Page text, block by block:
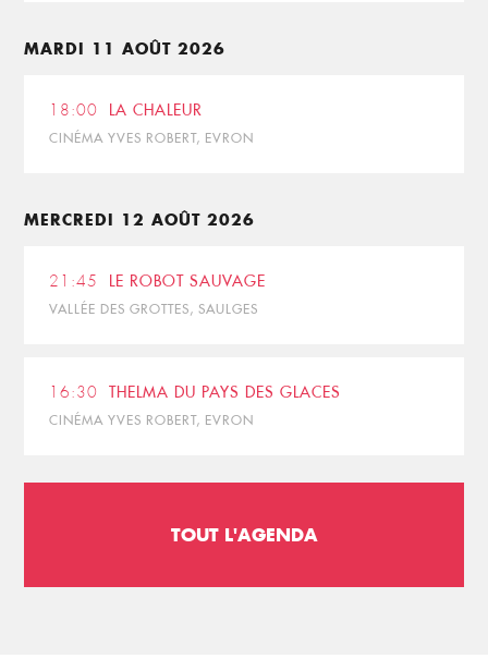
MARDI 11 AOÛT 2026
18:00 LA CHALEUR
CINÉMA YVES ROBERT, EVRON
MERCREDI 12 AOÛT 2026
21:45 LE ROBOT SAUVAGE
VALLÉE DES GROTTES, SAULGES
16:30 THELMA DU PAYS DES GLACES
CINÉMA YVES ROBERT, EVRON
TOUT L'AGENDA